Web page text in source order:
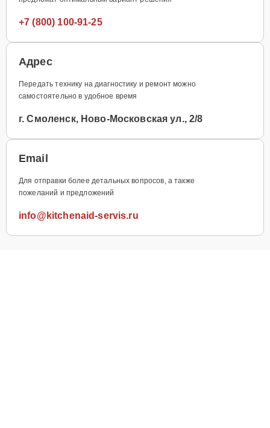
+7 (800) 100-91-25
Адрес
Передать технику на диагностику и ремонт можно
самостоятельно в удобное время
г. Смоленск, Ново-Московская ул., 2/8
Email
Для отправки более детальных вопросов, а также
пожеланий и предложений
info@kitchenaid-servis.ru